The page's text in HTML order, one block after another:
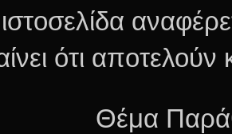
ότι
Θέμα